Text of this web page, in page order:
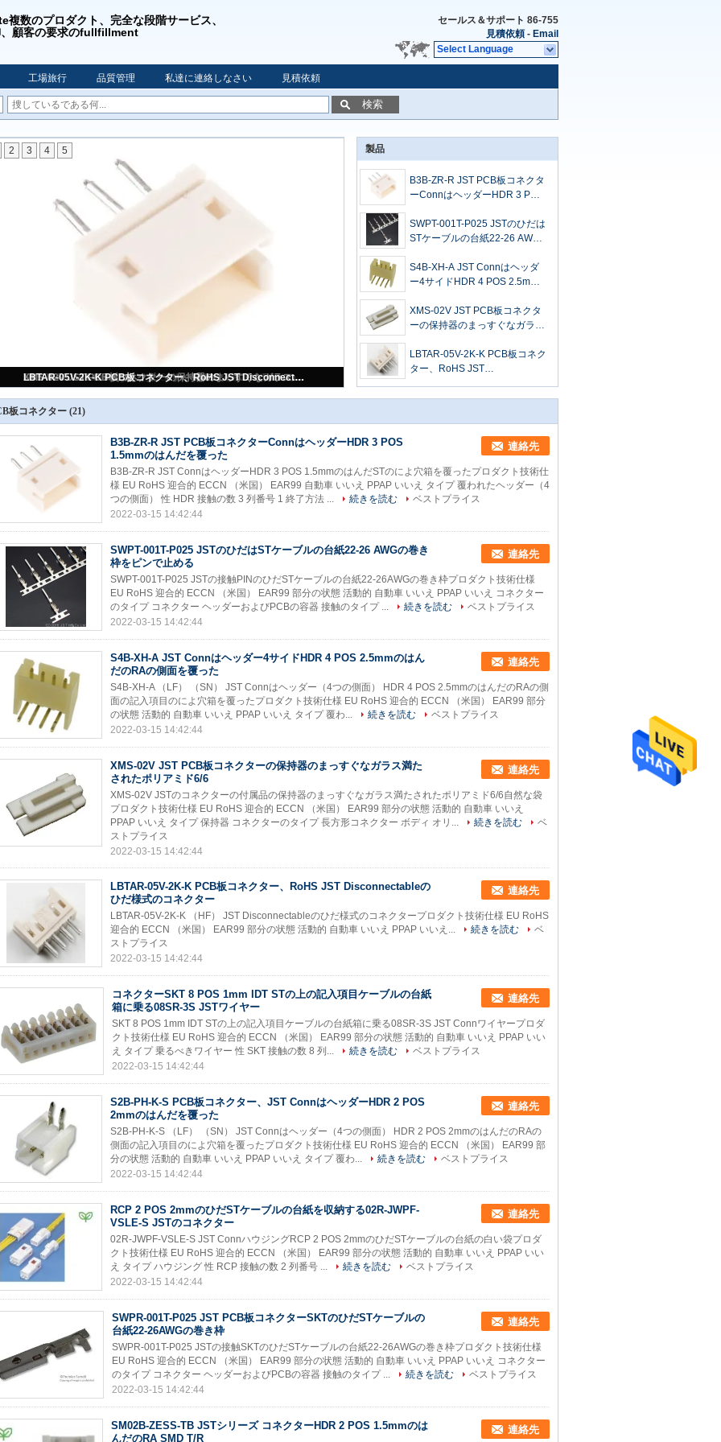
複数のプロダクト、完全な段階サービス、
、顧客の要求のfullfillment
セールス＆サポート 86-755
見積依頼 - Email
Select Language
工場旅行 品質管理 私達に連絡しなさい 見積依頼
検索
B3B-ZR-R JST PCB板コネクターConnはヘッダーHDR 3 POS 1.5mmのはんだを覆った
SWPT-001T-P025 JSTのひだはSTケーブルの台紙22-26 AWGの巻き枠をピンで止めるS4B-XH-A JST Connはヘッダー4サイドHDR 4 POS 2.5mmのはんだのRAの側面を覆った
XMS-02V JST PCB板コネクターの保持器のまっすぐなガラス満たされたポリアミド6/6
LBTAR-05V-2K-K PCB板コネクター、RoHS JST Disconnectableのひだ様式のコネクター
2 3 4 5 製品
B3B-ZR-R JST PCB板コネクタ
ーConnはヘッダーHDR 3 POS
SWPT-001T-P025 JSTのひだは
STケーブルの台紙22-26 AWG
S4B-XH-A JST Connはヘッダ
ー4サイドHDR 4 POS 2.5mm
XMS-02V JST PCB板コネクタ
ーの保持器のまっすぐなガラス
LBTAR-05V-2K-K PCB板コネク
ター、RoHS JST
ネクター
板コネクター (21)
B3B-ZR-R JST PCB板コネクターConnはヘッダーHDR 3 POS
1.5mmのはんだを覆った
連絡先
B3B-ZR-R JST ConnはヘッダーHDR 3 POS 1.5mmのはんだSTのによ穴箱を覆ったプロダクト技術仕
様 EU RoHS 迎合的 ECCN （米国） EAR99 自動車 いいえ PPAP いいえ タイプ 覆われたヘッダー（4
つの側面） 性 HDR 接触の数 3 列番号 1 終了方法 ...
続きを読む
ベストプライス
2022-03-15 14:42:44
SWPT-001T-P025 JSTのひだはSTケーブルの台紙22-26 AWGの巻き
枠をピンで止める
連絡先
SWPT-001T-P025 JSTの接触PINのひだSTケーブルの台紙22-26AWGの巻き枠プロダクト技術仕様
EU RoHS 迎合的 ECCN （米国） EAR99 部分の状態 活動的 自動車 いいえ PPAP いいえ コネクター
のタイプ コネクター ヘッダーおよびPCBの容器 接触のタイプ ...
続きを読む
ベストプライス
2022-03-15 14:42:44
S4B-XH-A JST Connはヘッダー4サイドHDR 4 POS 2.5mmのはん
だのRAの側面を覆った
連絡先
S4B-XH-A （LF） （SN） JST Connはヘッダー（4つの側面） HDR 4 POS 2.5mmのはんだのRAの側
面の記入項目のによ穴箱を覆ったプロダクト技術仕様 EU RoHS 迎合的 ECCN （米国） EAR99 部分
の状態 活動的 自動車 いいえ PPAP いいえ タイプ 覆わ...
続きを読む
ベストプライス
2022-03-15 14:42:44
XMS-02V JST PCB板コネクターの保持器のまっすぐなガラス満た
されたポリアミド6/6
連絡先
XMS-02V JSTのコネクターの付属品の保持器のまっすぐなガラス満たされたポリアミド6/6自然な袋
プロダクト技術仕様 EU RoHS 迎合的 ECCN （米国） EAR99 部分の状態 活動的 自動車 いいえ
PPAP いいえ タイプ 保持器 コネクターのタイプ 長方形コネクター ボディ オリ...
続きを読む
ベ
ストプライス
2022-03-15 14:42:44
LBTAR-05V-2K-K PCB板コネクター、RoHS JST Disconnectableの
ひだ様式のコネクター
連絡先
LBTAR-05V-2K-K （HF） JST Disconnectableのひだ様式のコネクタープロダクト技術仕様 EU RoHS
迎合的 ECCN （米国） EAR99 部分の状態 活動的 自動車 いいえ PPAP いいえ...
続きを読む
ベ
ストプライス
2022-03-15 14:42:44
コネクターSKT 8 POS 1mm IDT STの上の記入項目ケーブルの台紙
箱に乗る08SR-3S JSTワイヤー
連絡先
SKT 8 POS 1mm IDT STの上の記入項目ケーブルの台紙箱に乗る08SR-3S JST Connワイヤープロダ
クト技術仕様 EU RoHS 迎合的 ECCN （米国） EAR99 部分の状態 活動的 自動車 いいえ PPAP いい
え タイプ 乗るべきワイヤー 性 SKT 接触の数 8 列...
続きを読む
ベストプライス
2022-03-15 14:42:44
S2B-PH-K-S PCB板コネクター、JST ConnはヘッダーHDR 2 POS
2mmのはんだを覆った
連絡先
S2B-PH-K-S （LF） （SN） JST Connはヘッダー（4つの側面） HDR 2 POS 2mmのはんだのRAの
側面の記入項目のによ穴箱を覆ったプロダクト技術仕様 EU RoHS 迎合的 ECCN （米国） EAR99 部
分の状態 活動的 自動車 いいえ PPAP いいえ タイプ 覆わ...
続きを読む
ベストプライス
2022-03-15 14:42:44
RCP 2 POS 2mmのひだSTケーブルの台紙を収納する02R-JWPF-
VSLE-S JSTのコネクター
連絡先
02R-JWPF-VSLE-S JST ConnハウジングRCP 2 POS 2mmのひだSTケーブルの台紙の白い袋プロダ
クト技術仕様 EU RoHS 迎合的 ECCN （米国） EAR99 部分の状態 活動的 自動車 いいえ PPAP いい
え タイプ ハウジング 性 RCP 接触の数 2 列番号 ...
続きを読む
ベストプライス
2022-03-15 14:42:44
SWPR-001T-P025 JST PCB板コネクターSKTのひだSTケーブルの
台紙22-26AWGの巻き枠
連絡先
SWPR-001T-P025 JSTの接触SKTのひだSTケーブルの台紙22-26AWGの巻き枠プロダクト技術仕様
EU RoHS 迎合的 ECCN （米国） EAR99 部分の状態 活動的 自動車 いいえ PPAP いいえ コネクター
のタイプ コネクター ヘッダーおよびPCBの容器 接触のタイプ ...
続きを読む
ベストプライス
2022-03-15 14:42:44
SM02B-ZESS-TB JSTシリーズ コネクターHDR 2 POS 1.5mmのは
んだのRA SMD T/R
連絡先